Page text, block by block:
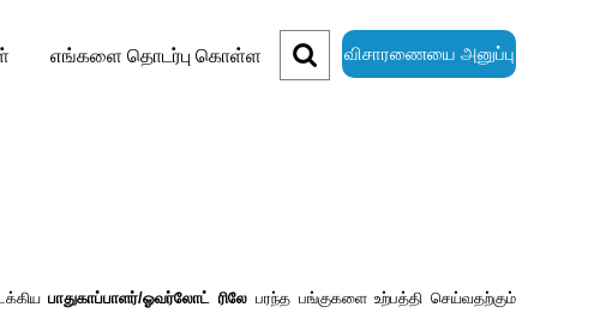
எங்களை தொடர்பு கொள்ள விசாரணையை அனுப்பு
பாதுகாப்பாளர்/ஓவர்லோட் ரிலே பரந்த பங்குகளை உற்பத்தி செய்வதற்கும்